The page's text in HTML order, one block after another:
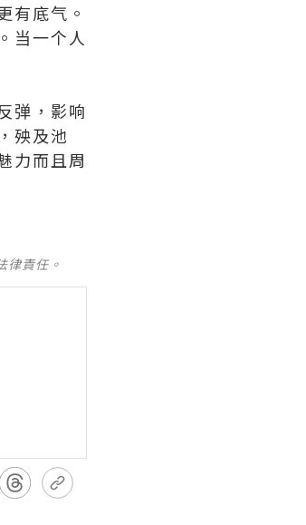
有底气。
当一个人
弹，影响
殃及池
力而且周
律責任。